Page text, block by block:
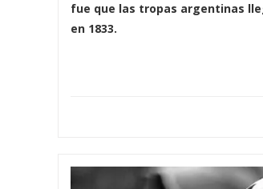
fue que las tropas argentinas
en 1833.